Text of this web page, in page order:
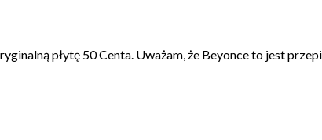
płytę 50 Centa. Uważam, że Beyonce to jest